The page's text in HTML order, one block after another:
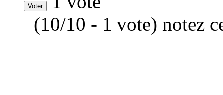
(10/10 - 1 vote) notez